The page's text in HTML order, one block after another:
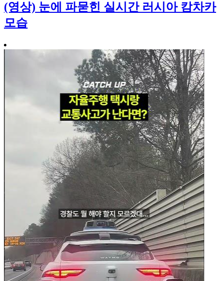
(영상) 눈에 파묻힌 실시간 러시아 캄차카
모습